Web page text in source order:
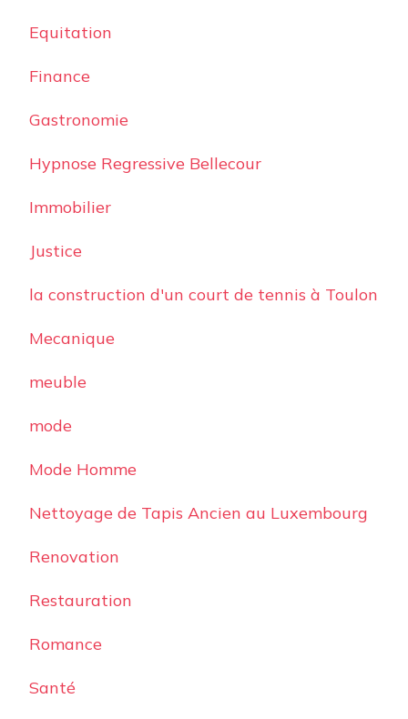
Equitation
Finance
Gastronomie
Hypnose Regressive Bellecour
Immobilier
Justice
la construction d'un court de tennis à Toulon
Mecanique
meuble
mode
Mode Homme
Nettoyage de Tapis Ancien au Luxembourg
Renovation
Restauration
Romance
Santé